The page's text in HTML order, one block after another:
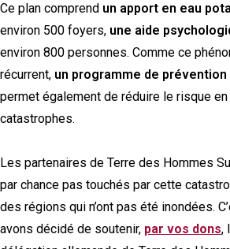
Ce plan comprend un apport en eau
environ 500 foyers, une aide
environ 800 personnes. Comme ce
récurrent, un programme de
permet également de réduire le risque
catastrophes.
Les partenaires de Terre des Hommes
par chance pas touchés par cette
des régions qui n’ont pas été inondées.
avons décidé de soutenir, par vos dons,